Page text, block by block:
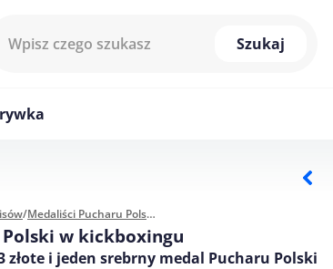
Szukaj
/ Medaliści Pucharu Polski w kickboxingu
w kickboxingu
złote i jeden srebrny medal Pucharu Polski